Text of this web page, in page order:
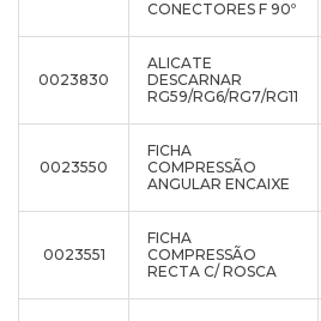
CONECTORES F 90º
0023830
ALICATE
DESCARNAR
RG59/RG6/RG7/RG11
0023550
FICHA
COMPRESSÃO
ANGULAR ENCAIXE
0023551
FICHA
COMPRESSÃO
RECTA C/ ROSCA